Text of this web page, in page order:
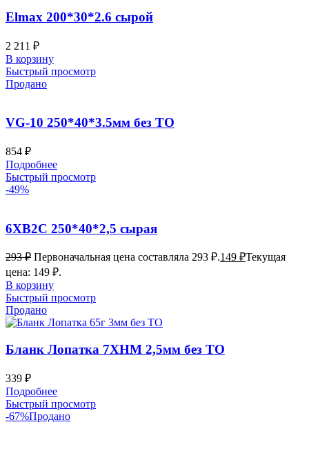
Elmax 200*30*2.6 сырой
2 211 ₽
В корзину
Быстрый просмотр
Продано
VG-10 250*40*3.5мм без ТО
854 ₽
Подробнее
Быстрый просмотр
-49%
6ХВ2С 250*40*2,5 сырая
293₽ Первоначальная цена составляла 293 ₽.149 ₽Текущая
цена: 149 ₽.
В корзину
Быстрый просмотр
Продано
Бланк Лопатка 7ХНМ 2,5мм без ТО
339 ₽
Подробнее
Быстрый просмотр
-67%Продано